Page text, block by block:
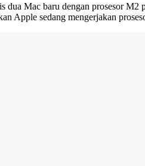
dua Mac baru dengan prosesor
Apple sedang mengerjakan